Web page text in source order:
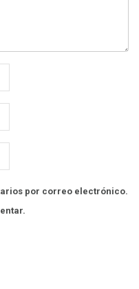
por correo electrónico.